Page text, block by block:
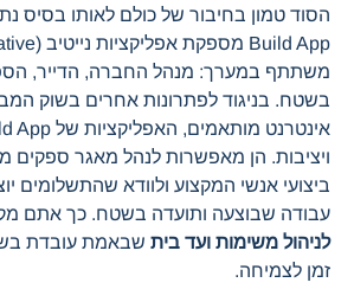
הסוד טמון בחיבור של כולם לאותו בסיס
משתתף במערך: מנהל החברה, הדייר,
בשטח. בניגוד לפתרונות אחרים בשוק
ויציבות. הן מאפשרות לנהל מאגר ספקים
ביצועי אנשי המקצוע ולוודא שהתשלומים
עבודה שבוצעה ותועדה בשטח. כך אתם
לניהול משימות ועד בית שבאמת עובדת
זמן לצמיחה.